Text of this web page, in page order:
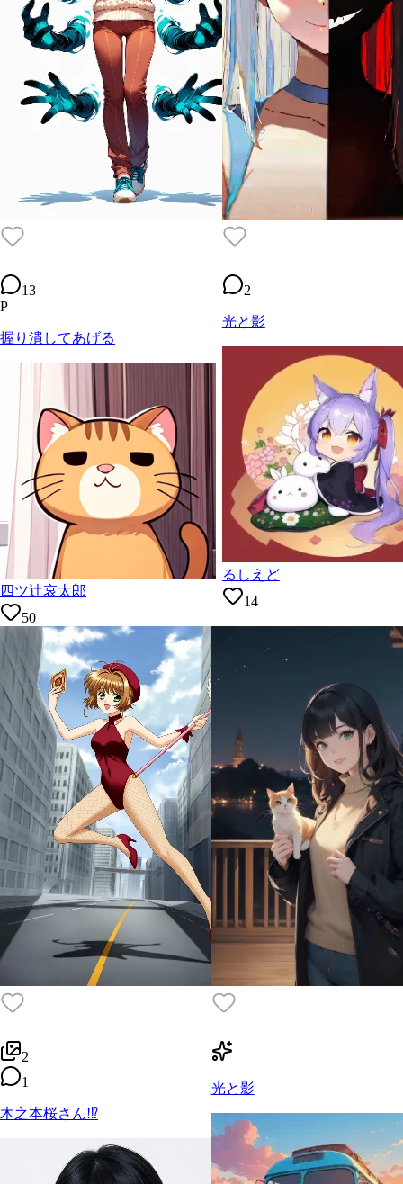
13
P
握り潰してあげる
四ツ辻哀太郎
50
2
光と影
るしえど
14
2
1
木之本桜さん!⁉
光と影